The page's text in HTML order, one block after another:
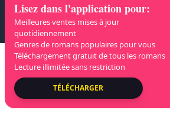
Droits d'auteur© 2026 NovelaGO
Lisez dans l'application pour:
Meilleures ventes mises à jour
quotidiennement
Genres de romans populaires pour vous
Téléchargement gratuit de tous les romans
Lecture illimitée sans restriction
TÉLÉCHARGER